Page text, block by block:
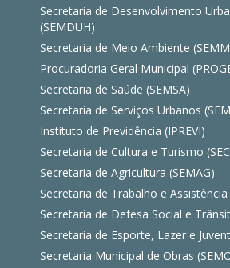
Secretaria de Desenvolvimento
(SEMDUH)
Secretaria de Meio Ambiente
Procuradoria Geral Municipal
Secretaria de Saúde (SEMSA)
Secretaria de Serviços Urbanos
Instituto de Previdência (IPREVI)
Secretaria de Cultura e Turismo
Secretaria de Agricultura (SEMAG)
Secretaria de Trabalho e Assistência
Secretaria de Defesa Social e
Secretaria de Esporte, Lazer e
Secretaria Municipal de Obras